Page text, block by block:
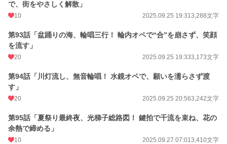
で、街をやさしく解散」
10 2025.09.25 19:313,288文字
第93話「盆踊りの海、輪唱三行！ 輪内オペで“合”を崩さず、笑顔
を流す」
20 2025.09.25 19:333,173文字
第94話「川灯流し、無音輪唱！ 水鏡オペで、願いを濡らさず渡
す」
20 2025.09.25 20:563,242文字
第95話「夏祭り最終夜、光梯子総路図！ 鍵拍で千流を束ね、花の
余熱で締める」
10 2025.09.27 07:013,410文字